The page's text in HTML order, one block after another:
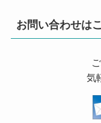
お問い合わせは
気